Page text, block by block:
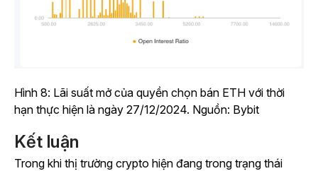
Hình 8: Lãi suất mở của quyền chọn bán ETH với thời
hạn thực hiện là ngày 27/12/2024. Nguồn: Bybit
Kết luận
Trong khi thị trường crypto hiện đang trong trạng thái